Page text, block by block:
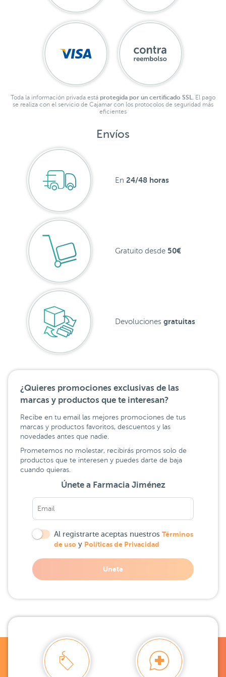
Toda la información privada está protegida por un certificado SSL. El pago
se realiza con el servicio de Cajamar con los protocolos de seguridad más
eficientes
Envíos
En 24/48 horas
Gratuito desde 50€
Devoluciones gratuitas
¿Quieres promociones exclusivas de las
marcas y productos que te interesan?
Recibe en tu email las mejores promociones de tus
marcas y productos favoritos, descuentos y las
novedades antes que nadie.
Prometemos no molestar, recibirás promos solo de
productos que te interesen y puedes darte de baja
cuando quieras.
Únete a Farmacia Jiménez
Al registrarte aceptas nuestros Términos
de uso y Políticas de Privacidad
Unete